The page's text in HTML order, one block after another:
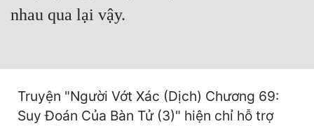
Dị Giới
Góc Nhìn Nam
Góc Nhìn Nữ
nhau qua lại vậy.
Truyện "Người Vớt Xác (Dịch) Chương 69:
Suy Đoán Của Bàn Tử (3)" hiện chỉ hỗ trợ